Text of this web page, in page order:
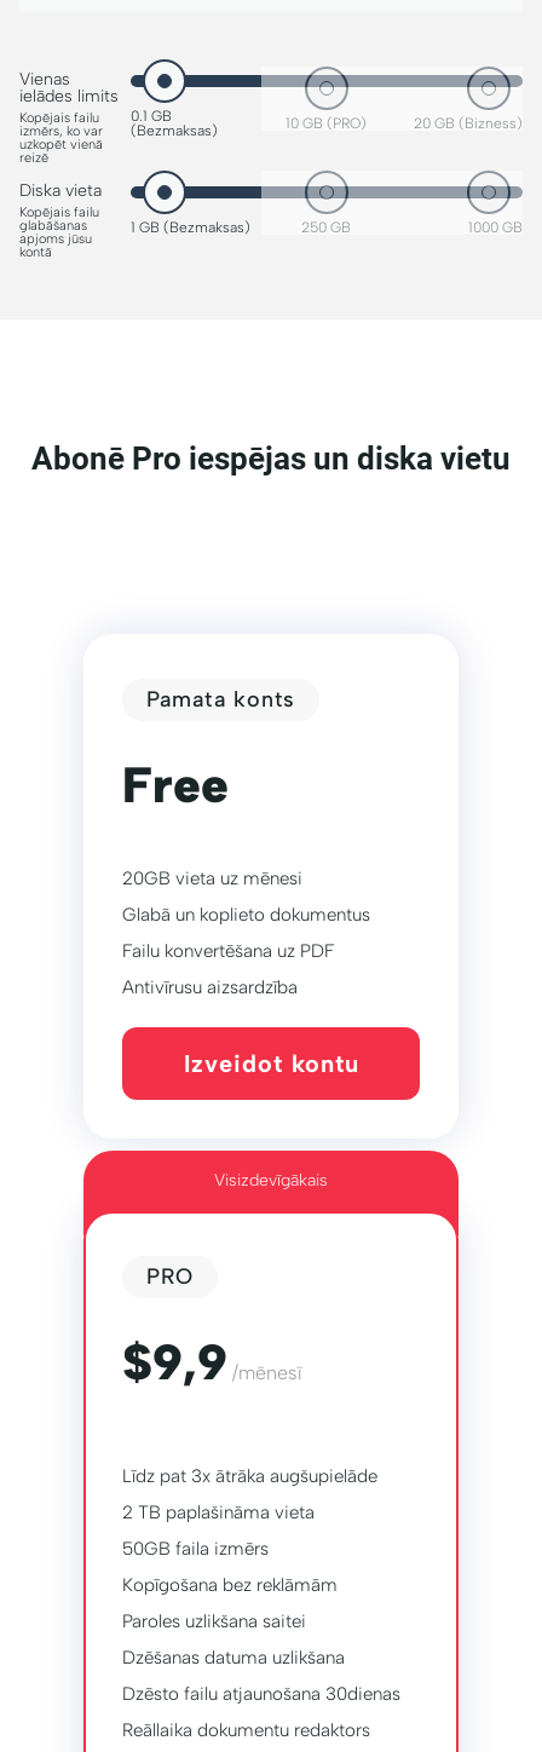
Vienas
ielādes limits
Kopējais failu
izmērs, ko var
uzkopēt vienā
reizē
0.1 GB
(Bezmaksas)
10 GB (PRO) 20 GB (Bizness)
Diska vieta
Kopējais failu
glabāšanas
apjoms jūsu
kontā
1 GB (Bezmaksas) 250 GB 1000 GB
Abonē Pro iespējas un diska vietu
Pamata konts
Free
20GB vieta uz mēnesi
Glabā un koplieto dokumentus
Failu konvertēšana uz PDF
Antivīrusu aizsardzība
Izveidot kontu
Visizdevīgākais
PRO
$9,9 /mēnesī
Līdz pat 3x ātrāka augšupielāde
2 TB paplašināma vieta
50GB faila izmērs
Kopīgošana bez reklāmām
Paroles uzlikšana saitei
Dzēšanas datuma uzlikšana
Dzēsto failu atjaunošana 30dienas
Reāllaika dokumentu redaktors